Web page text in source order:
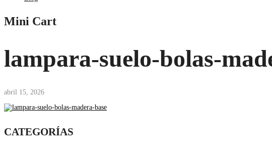
Mini Cart
lampara-suelo-bolas-
abril 15, 2026
CATEGORÍAS